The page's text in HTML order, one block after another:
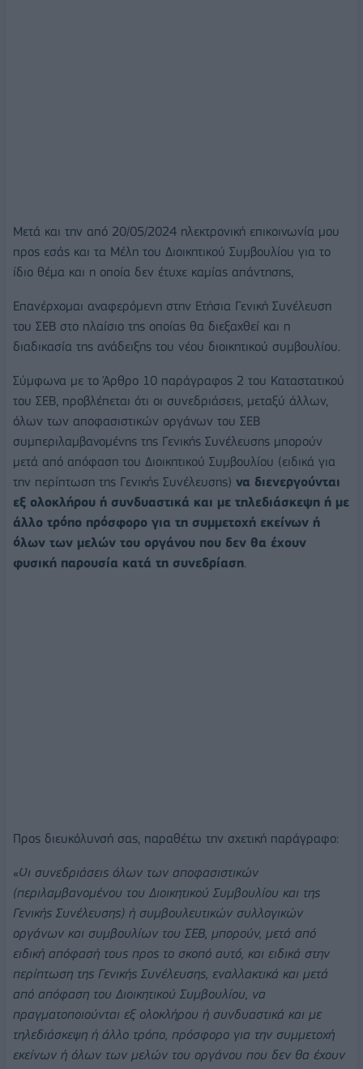
Μετά και την από 20/05/2024 ηλεκτρονική επικοινωνία μου
προς εσάς και τα Μέλη του Διοικητικού Συμβουλίου για το
ίδιο θέμα και η οποία δεν έτυχε καμίας απάντησης,
Επανέρχομαι αναφερόμενη στην Ετήσια Γενική Συνέλευση
του ΣΕΒ στο πλαίσιο της οποίας θα διεξαχθεί και η
διαδικασία της ανάδειξης του νέου διοικητικού συμβουλίου.
Σύμφωνα με το Άρθρο 10 παράγραφος 2 του Καταστατικού
του ΣΕΒ, προβλέπεται ότι οι συνεδριάσεις, μεταξύ άλλων,
όλων των αποφασιστικών οργάνων του ΣΕΒ
συμπεριλαμβανομένης της Γενικής Συνέλευσης μπορούν
μετά από απόφαση του Διοικητικού Συμβουλίου (ειδικά για
την περίπτωση της Γενικής Συνέλευσης) να διενεργούνται
εξ ολοκλήρου ή συνδυαστικά και με τηλεδιάσκεψη ή με
άλλο τρόπο πρόσφορο για τη συμμετοχή εκείνων ή
όλων των μελών του οργάνου που δεν θα έχουν
φυσική παρουσία κατά τη συνεδρίαση.
Προς διευκόλυνσή σας, παραθέτω την σχετική παράγραφο:
«Οι συνεδριάσεις όλων των αποφασιστικών
(περιλαμβανομένου του Διοικητικού Συμβουλίου και της
Γενικής Συνέλευσης) ή συμβουλευτικών συλλογικών
οργάνων και συμβουλίων του ΣΕΒ, μπορούν, μετά από
ειδική απόφασή τους προς το σκοπό αυτό, και ειδικά στην
περίπτωση της Γενικής Συνέλευσης, εναλλακτικά και μετά
από απόφαση του Διοικητικού Συμβουλίου, να
πραγματοποιούνται εξ ολοκλήρου ή συνδυαστικά και με
τηλεδιάσκεψη ή άλλο τρόπο, πρόσφορο για την συμμετοχή
εκείνων ή όλων των μελών του οργάνου που δεν θα έχουν